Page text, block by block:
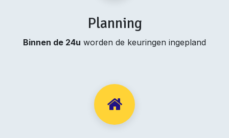
Planning
Binnen de 24u worden de keuringen ingepland